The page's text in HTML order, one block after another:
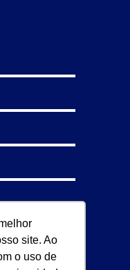
site. Ao
o uso de